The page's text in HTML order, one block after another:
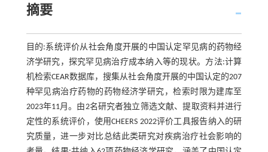
摘要
目的:系统评价从社会角度开展的中国认定罕见病的药物经
济学研究，探究罕见病治疗成本纳入等的现状。方法:计算
机检索CEAR数据库，搜集从社会角度开展的中国认定的207
种罕见病治疗药物的药物经济学研究，检索时限为建库至
2023年11月。由2名研究者独立筛选文献、提取资料并进行
定性的系统评价，使用CHEERS 2022评价工具报告纳入的研
究质量，进一步对比总结此类研究对疾病治疗社会影响的